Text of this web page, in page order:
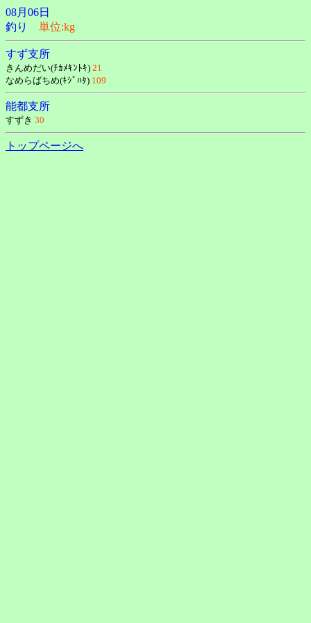
08月06日
釣り
単位:kg
すず支所
きんめだい(ﾁｶﾒｷﾝﾄｷ) 21
なめらばちめ(ｷｼﾞﾊﾀ) 109
能都支所
すずき 30
トップページへ